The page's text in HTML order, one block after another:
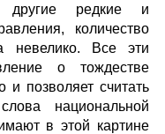
другие редкие и
количество
невелико. Все эти
о тождестве
и позволяет считать
национальной
в этой картине